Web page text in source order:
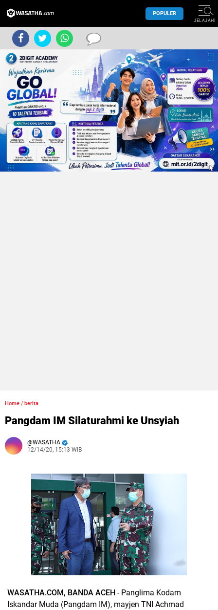
POPULER
JELAJAHI
Home / berita
Pangdam IM Silaturahmi ke Unsyiah
WASATHA
12/14/20, 15:13 WIB
WASATHA.COM, BANDA ACEH - Panglima Kodam
Iskandar Muda (Pangdam IM), mayjen TNI Achmad